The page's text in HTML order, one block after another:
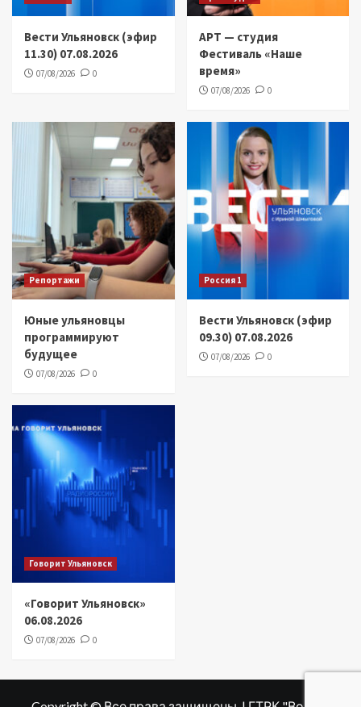
Вести Ульяновск (эфир
11.30) 07.08.2026
07/08/2026 0
АРТ — студия
Фестиваль «Наше
время»
07/08/2026 0
Репортажи
Юные ульяновцы
программируют
будущее
07/08/2026 0
Россия 1
Вести Ульяновск (эфир
09.30) 07.08.2026
07/08/2026 0
Говорит Ульяновск
«Говорит Ульяновск»
06.08.2026
07/08/2026 0